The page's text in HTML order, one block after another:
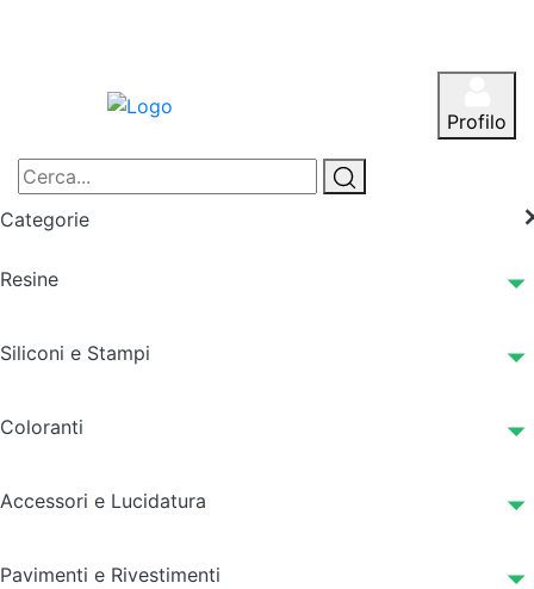
Profilo
Categorie
Resine
Siliconi e Stampi
Coloranti
Accessori e Lucidatura
Pavimenti e Rivestimenti